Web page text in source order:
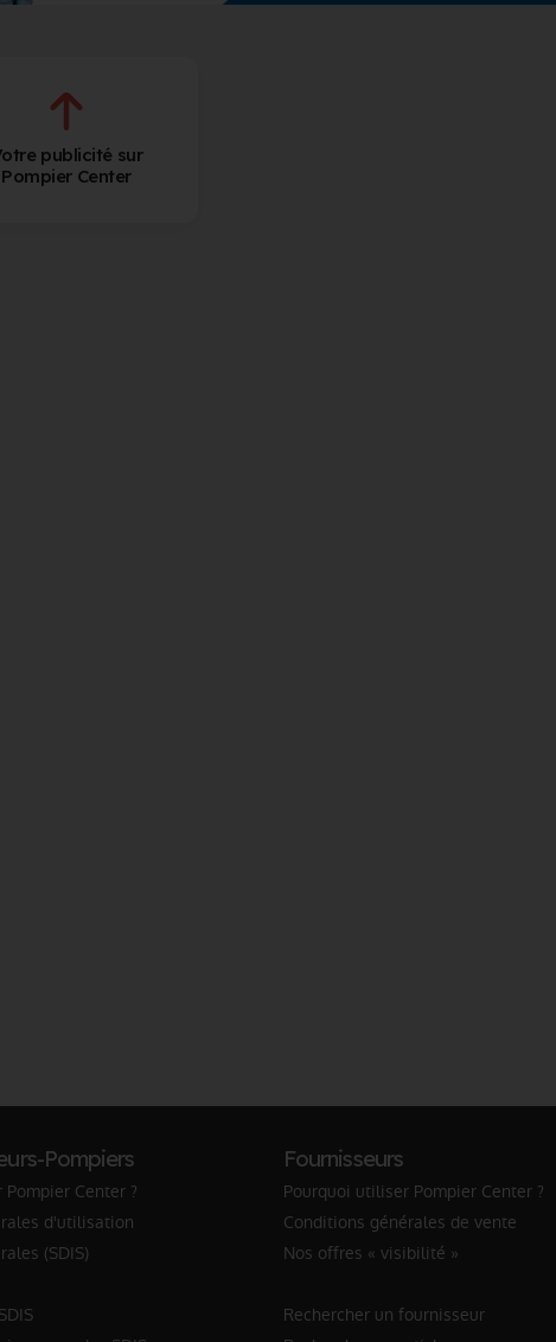
publicité sur
Pompier Center
Pompiers
Center ?
d'utilisation
(SDIS)
Fournisseurs
Pourquoi utiliser Pompier Center ?
Conditions générales de vente
Nos offres « visibilité »
Rechercher un fournisseur